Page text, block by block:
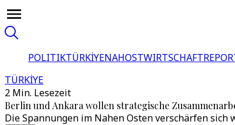
POLITIKTÜRKİYENAHOSTWIRTSCHAFT
TÜRKİYE
2 Min. Lesezeit
Berlin und Ankara wollen strategische
Die Spannungen im Nahen Osten verschärfen